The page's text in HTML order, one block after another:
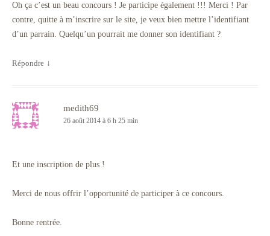
Oh ça c’est un beau concours ! Je participe également !!! Merci ! Par
contre, quitte à m’inscrire sur le site, je veux bien mettre l’identifiant
d’un parrain. Quelqu’un pourrait me donner son identifiant ?
Répondre ↓
medith69
26 août 2014 à 6 h 25 min
Et une inscription de plus !
Merci de nous offrir l’opportunité de participer à ce concours.
Bonne rentrée.